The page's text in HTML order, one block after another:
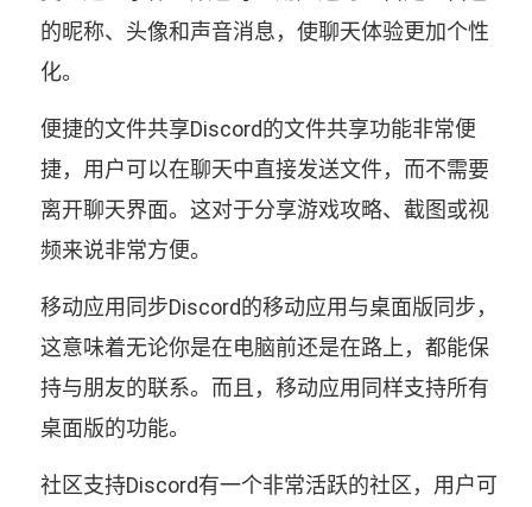
的昵称、头像和声音消息，使聊天体验更加个性
化。
便捷的文件共享Discord的文件共享功能非常便
捷，用户可以在聊天中直接发送文件，而不需要
离开聊天界面。这对于分享游戏攻略、截图或视
频来说非常方便。
移动应用同步Discord的移动应用与桌面版同步，
这意味着无论你是在电脑前还是在路上，都能保
持与朋友的联系。而且，移动应用同样支持所有
桌面版的功能。
社区支持Discord有一个非常活跃的社区，用户可